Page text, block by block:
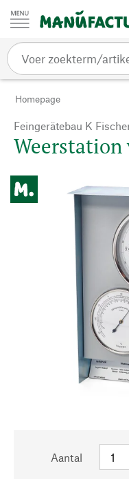
Passer au contenu
Homepage
Feingerätebau K
Weerstation
Aantal